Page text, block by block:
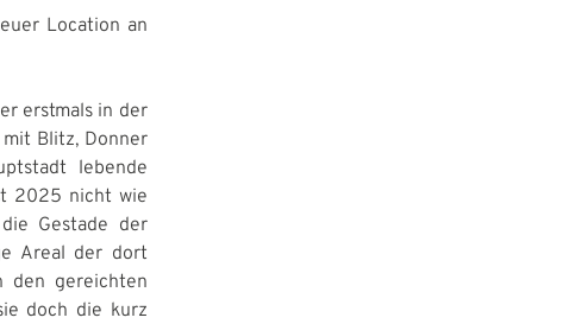
Location an
erstmals in der
Blitz, Donner
lebende
2025 nicht wie
Gestade der
Areal der dort
den gereichten
doch die kurz